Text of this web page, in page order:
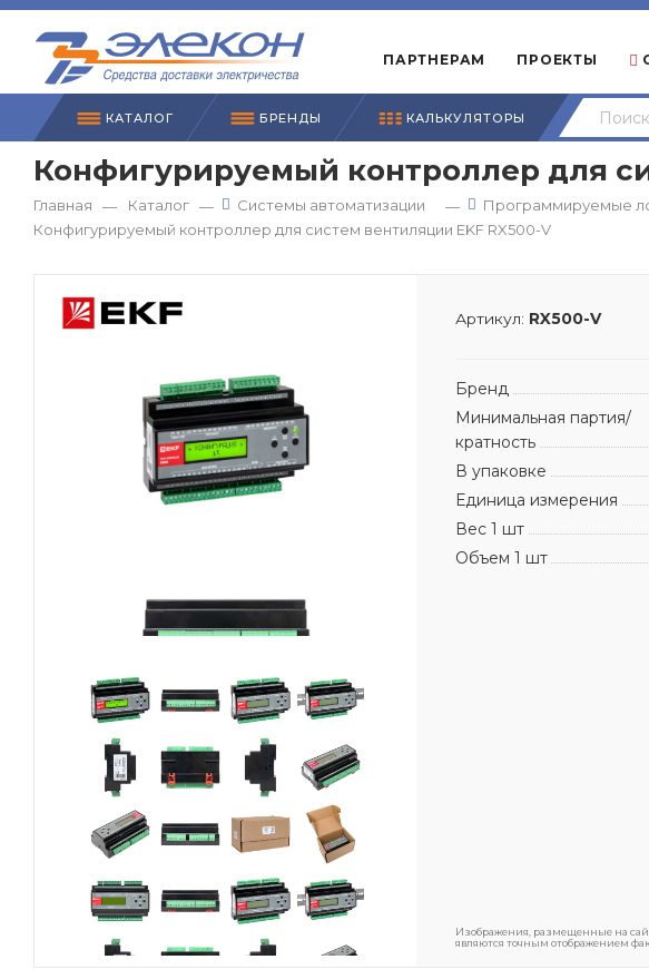
ПАРТНЕРАМ ПРОЕКТЫ
КАТАЛОГ БРЕНДЫ КАЛЬКУЛЯТОРЫ
Конфигурируемый контроллер для
Главная — Каталог — Системы автоматизации — Программируемые
Конфигурируемый контроллер для систем вентиляции EKF RX500-V
Артикул: RX500-V
Бренд
Минимальная партия/
кратность
В упаковке
Единица измерения
Вес 1 шт
Объем 1 шт
Изображения, размещенные на
являются точным отображением